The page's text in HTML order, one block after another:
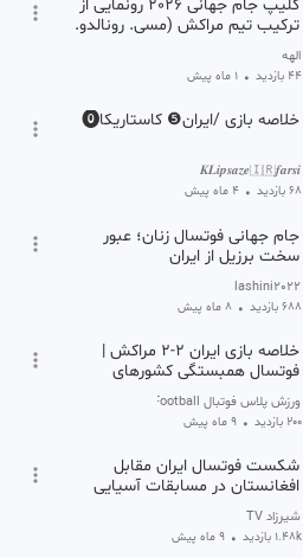
کلیپ جام جهانی 2026 رونمایی از
ترکیب تیم مراکش (مسی. رونالدو.
طارمی. ایران.)
الهه
44 بازدید • 1 ماه پیش
خلاصه بازی /ایران❺ کاستاریکا⓿
𝑲𝑳𝒊𝒑𝒔𝒂𝒛𝒆🇮🇷𝒇𝒂𝒓𝒔𝒊
68 بازدید • 4 ماه پیش
جام جهانی فوتسال زنان؛ عبور
سخت برزیل از ایران
lashini2022
688 بازدید • 8 ماه پیش
خلاصه بازی ایران ۲-۲ مراکش |
فوتسال همبستگی کشورهای
اسلامی ۲۰۲۵
ورزش پلاس فوتبال Varzesh+Football
200 بازدید • 9 ماه پیش
شکست فوتسال ایران مقابل
افغانستان در مسابقات آسیایی
شیرزاد TV
1.48k بازدید • 9 ماه پیش